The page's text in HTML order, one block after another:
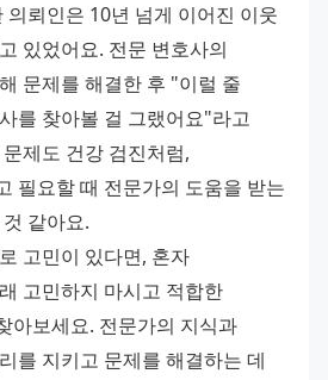
의뢰인은 10년 넘게 이어진 이웃
있었어요. 전문 변호사의
문제를 해결한 후 "이럴 줄
를 찾아볼 걸 그랬어요"라고
제도 건강 검진처럼,
필요할 때 전문가의 도움을 받는
같아요.
고민이 있다면, 혼자
고민하지 마시고 적합한
아보세요. 전문가의 지식과
를 지키고 문제를 해결하는 데